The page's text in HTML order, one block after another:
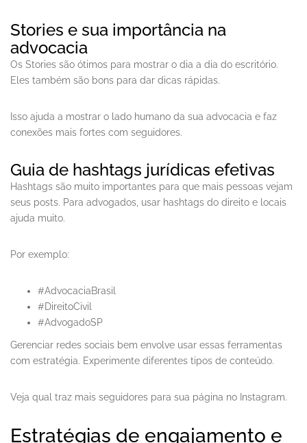
Stories e sua importância na
advocacia
Os Stories são ótimos para mostrar o dia a dia do escritório.
Eles também são bons para dar dicas rápidas.
Isso ajuda a mostrar o lado humano da sua advocacia e faz
conexões mais fortes com seguidores.
Guia de hashtags jurídicas efetivas
Hashtags são muito importantes para que mais pessoas vejam
seus posts. Para advogados, usar hashtags do direito e locais
ajuda muito.
Por exemplo:
#AdvocaciaBrasil
#DireitoCivil
#AdvogadoSP
Gerenciar redes sociais bem envolve usar essas ferramentas
com estratégia. Experimente diferentes tipos de conteúdo.
Veja qual traz mais seguidores para sua página no Instagram.
Estratégias de engajamento e